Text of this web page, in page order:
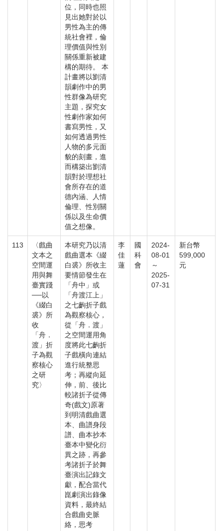
位，同時也照
見出她對於以
男性為主的傳
統社會裡，倫
理價值與性別
關係重新被建
構的期待。 本
計畫將以劉清
韻劇作中的男
性群像為研究
主題，探究女
性劇作家如何
書寫男性，又
如何透過男性
人物的多元面
貌的刻畫，進
而構築出劉清
韻對於理想社
會所存在的道
德內涵、人情
倫理、性別關
係以及生命價
值之想像。
113
〈戲曲
文本之
空間運
用與舞
臺實踐
──以
《綴白
裘》所
收
「舟．
渡」折
子為觀
察核心
之研
究〉
本研究乃以清
戲曲選本《綴
白裘》所收主
要情節發生在
「舟中」或
「舟渡江上」
之七齣折子戲
為觀察核心，
從「舟．渡」
之空間運用角
度將此七齣折
子戲橫向連結
進行統整思
考；再縱向延
伸，前、後比
較諸折子從傳
奇(戲文)原著
到明清戲曲選
本、曲譜身段
譜、曲本抄本
臺本中變化衍
異之跡，再參
考諸折子於舞
臺演出記錄文
獻，配合當代
崑劇演出錄像
資料，最終結
合戲曲史脈
絡，思考
李
佳
蓮
國
科
會
2024-
08-01
～
2025-
07-31
新台幣
599,000
元